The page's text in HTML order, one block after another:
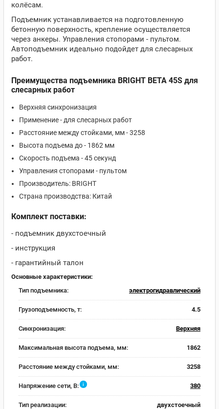
колёсам.
Подъемник устанавливается на подготовленную
бетонную поверхность, крепление осуществляется
через анкеры. Управления стопорами - пультом.
Автоподъемник идеально подойдет для слесарных
работ.
Преимущества подъемника BRIGHT BETA 45S для
слесарных работ
Верхняя синхронизация
Применение - для слесарных работ
Расстояние между стойками, мм - 3258
Высота подъема до - 1862 мм
Скорость подъема - 45 секунд
Управления стопорами - пультом
Производитель: BRIGHT
Страна производства: Китай
Комплект поставки:
- подъемник двухстоечный
- инструкция
- гарантийный талон
Основные характеристики:
Тип подъемника:
электрогидравлический
Грузоподъемность, т: 4.5
Синхронизация: Верхняя
Максимальная высота подъема, мм: 1862
Расстояние между стойками, мм: 3258
Напряжение сети, В: i 380
Тип реализации: двухстоечный